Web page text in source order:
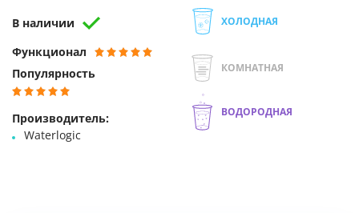
В наличии
Функционал
Популярность
Производитель:
Waterlogic
ХОЛОДНАЯ
КОМНАТНАЯ
ВОДОРОДНАЯ